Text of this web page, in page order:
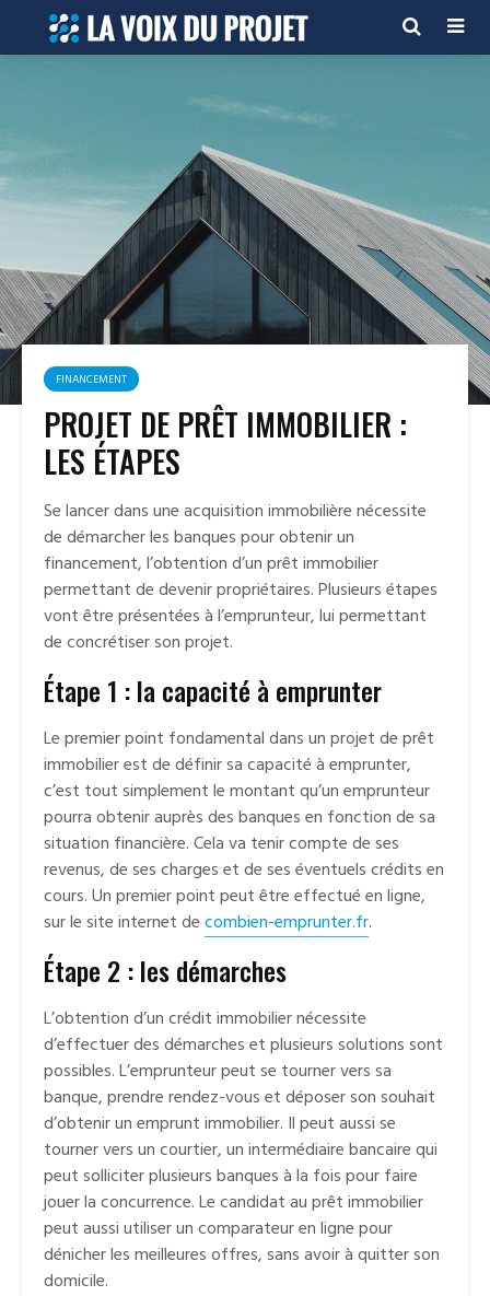
FINANCEMENT
PROJET DE PRÊT IMMOBILIER :
LES ÉTAPES
Se lancer dans une acquisition immobilière nécessite
de démarcher les banques pour obtenir un
financement, l’obtention d’un prêt immobilier
permettant de devenir propriétaires. Plusieurs étapes
vont être présentées à l’emprunteur, lui permettant
de concrétiser son projet.
Étape 1 : la capacité à emprunter
Le premier point fondamental dans un projet de prêt
immobilier est de définir sa capacité à emprunter,
c’est tout simplement le montant qu’un emprunteur
pourra obtenir auprès des banques en fonction de sa
situation financière. Cela va tenir compte de ses
revenus, de ses charges et de ses éventuels crédits en
cours. Un premier point peut être effectué en ligne,
sur le site internet decombien-emprunter.fr.
Étape 2 : les démarches
L’obtention d’un crédit immobilier nécessite
d’effectuer des démarches et plusieurs solutions sont
possibles. L’emprunteur peut se tourner vers sa
banque, prendre rendez-vous et déposer son souhait
d’obtenir un emprunt immobilier. Il peut aussi se
tourner vers un courtier, un intermédiaire bancaire qui
peut solliciter plusieurs banques à la fois pour faire
jouer la concurrence. Le candidat au prêt immobilier
peut aussi utiliser un comparateur en ligne pour
dénicher les meilleures offres, sans avoir à quitter son
domicile.